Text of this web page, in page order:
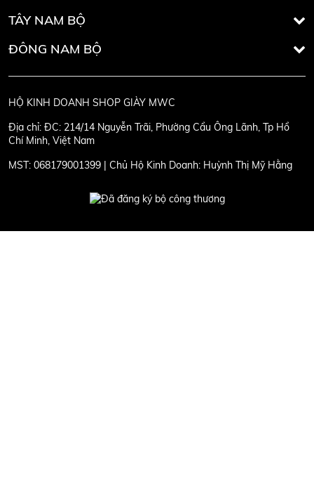
TÂY NAM BỘ
ĐÔNG NAM BỘ
HỘ KINH DOANH SHOP GIÀY MWC
Địa chỉ: ĐC: 214/14 Nguyễn Trãi, Phường Cầu Ông Lãnh, Tp Hồ
Chí Minh, Việt Nam
MST: 068179001399 | Chủ Hộ Kinh Doanh: Huỳnh Thị Mỹ Hằng